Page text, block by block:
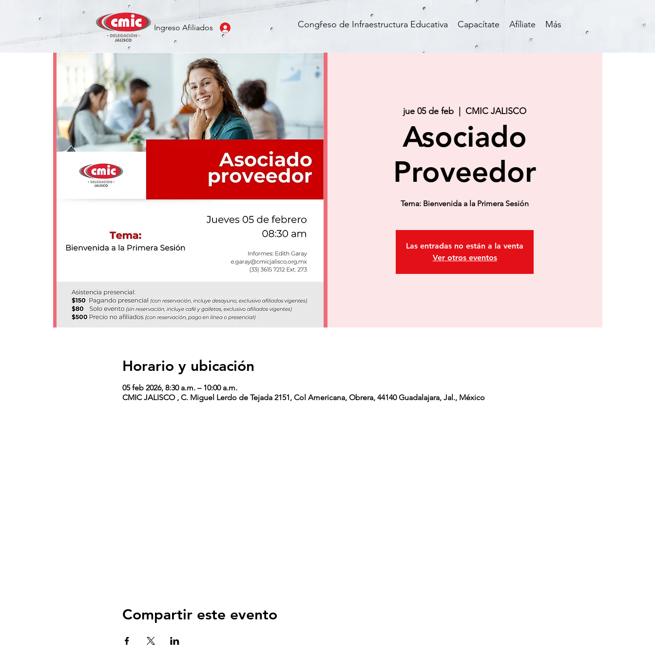
Ingreso Afiliados Congreso de Infraestructura Educativa Capacítate Afíliate Más
jue 05 de feb CMIC JALISCO
Asociado
Proveedor
Tema: Bienvenida a la Primera Sesión
Las entradas no están a la venta
Ver otros eventos
Horario y ubicación
05 feb 2026, 8:30 a.m. – 10:00 a.m.
CMIC JALISCO , C. Miguel Lerdo de Tejada 2151, Col Americana, Obrera, 44140 Guadalajara, Jal., México
Compartir este evento